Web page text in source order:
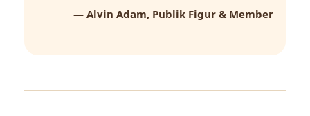
— Alvin Adam, Publik Figur & Member